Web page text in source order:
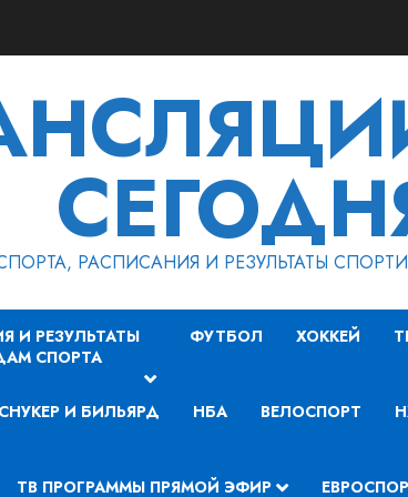
РАСПИСАНИЯ И РЕЗУЛЬТАТЫ
И РЕЗУЛЬТАТЫ
СПОРТА
ФУТБОЛ ХОККЕЙ
СНУКЕР И БИЛЬЯРД НБА ВЕЛОСПОРТ
ТВ ПРОГРАММЫ ПРЯМОЙ ЭФИР